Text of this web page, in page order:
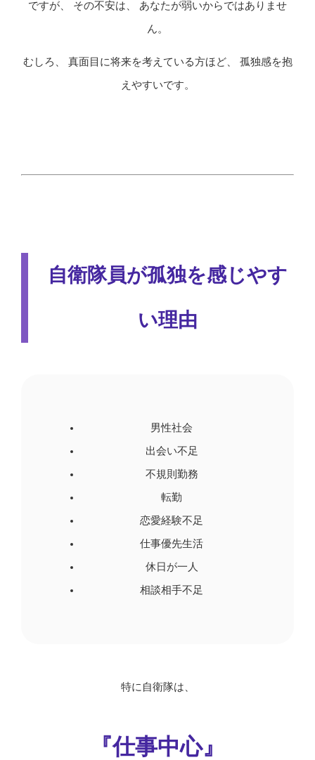
ですが、 その不安は、 あなたが弱いからではありませ
ん。
むしろ、 真面目に将来を考えている方ほど、 孤独感を抱
えやすいです。
自衛隊員が孤独を感じやす
い理由
男性社会
出会い不足
不規則勤務
転勤
恋愛経験不足
仕事優先生活
休日が一人
相談相手不足
特に自衛隊は、
『仕事中心』